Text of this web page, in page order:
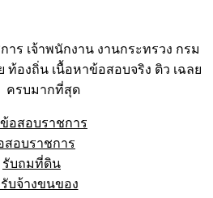
ร เจ้าพนักงาน งานกระทรวง กรม
ท้องถิ่น เนื้อหาข้อสอบจริง ติว เฉลย
ครบมากที่สุด
อสอบราชการ
สอบราชการ
รับถมที่ดิน
บจ้างขนของ